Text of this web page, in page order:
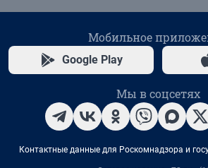
Мобильное
Google Play
Мы в соцсетях
Контактные данные для Роскомнадзора и